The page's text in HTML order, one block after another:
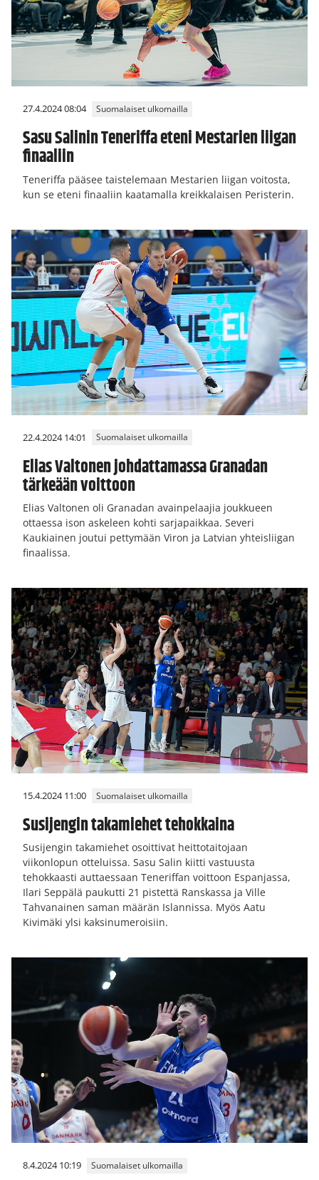
27.4.2024 08:04 Suomalaiset ulkomailla
Sasu Salinin Teneriffa eteni Mestarien liigan
finaaliin
Teneriffa pääsee taistelemaan Mestarien liigan voitosta,
kun se eteni finaaliin kaatamalla kreikkalaisen Peristerin.
22.4.2024 14:01 Suomalaiset ulkomailla
Elias Valtonen johdattamassa Granadan
tärkeään voittoon
Elias Valtonen oli Granadan avainpelaajia joukkueen
ottaessa ison askeleen kohti sarjapaikkaa. Severi
Kaukiainen joutui pettymään Viron ja Latvian yhteisliigan
finaalissa.
15.4.2024 11:00 Suomalaiset ulkomailla
Susijengin takamiehet tehokkaina
Susijengin takamiehet osoittivat heittotaitojaan
viikonlopun otteluissa. Sasu Salin kiitti vastuusta
tehokkaasti auttaessaan Teneriffan voittoon Espanjassa,
Ilari Seppälä paukutti 21 pistettä Ranskassa ja Ville
Tahvanainen saman määrän Islannissa. Myös Aatu
Kivimäki ylsi kaksinumeroisiin.
8.4.2024 10:19 Suomalaiset ulkomailla